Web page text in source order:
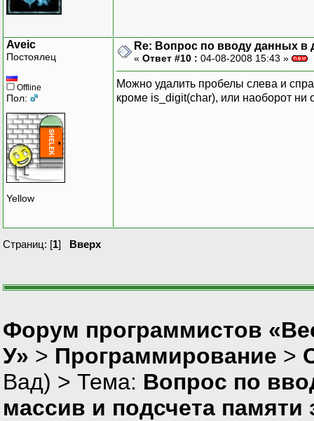
Aveic
Постоялец
Offline
Пол:
Yellow
Re: Вопрос по вводу данных в
« Ответ #10 : 04-08-2008 15:43 »
Можно удалить пробелы слева и
кроме is_digit(char), или наоборот ни
Страниц: [1] Вверх
Форум программистов
У» > Программирование >
Вад) > Тема: Вопрос по
массив и подсчета